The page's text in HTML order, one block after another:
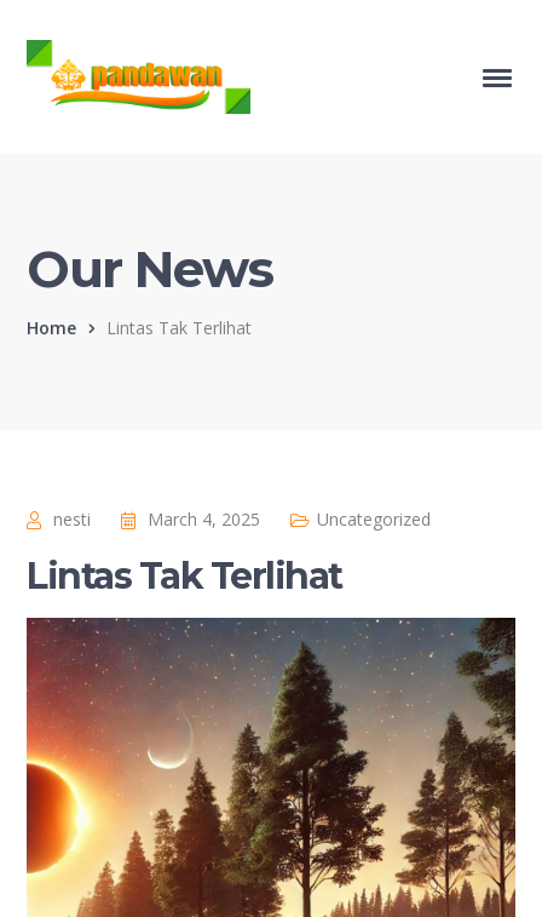
Our News
Home Lintas Tak Terlihat
nesti March 4, 2025 Uncategorized
Lintas Tak Terlihat